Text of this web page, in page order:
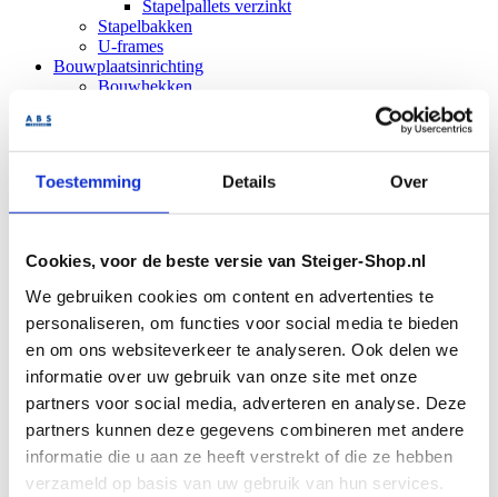
Toestemming Details Over
Cookies, voor de beste versie van Steiger-Shop.nl
We gebruiken cookies om content en advertenties te
personaliseren, om functies voor social media te bieden
en om ons websiteverkeer te analyseren. Ook delen we
informatie over uw gebruik van onze site met onze
partners voor social media, adverteren en analyse. Deze
partners kunnen deze gegevens combineren met andere
informatie die u aan ze heeft verstrekt of die ze hebben
verzameld op basis van uw gebruik van hun services.
Stapelpallets verzinkt
Stapelbakken
U-frames
Bouwplaatsinrichting
Bouwhekken
Elektrische kachel
Krachtarmliften
Krachtarmlift accessoires
Stortkokers
Randbeveiliging
Verdeelkasten
Hoofdverdeelkasten
Zwerfkasten
Terrein
Big bags
Bouwradio's
Bouwwaterputten
Doorwerktenten